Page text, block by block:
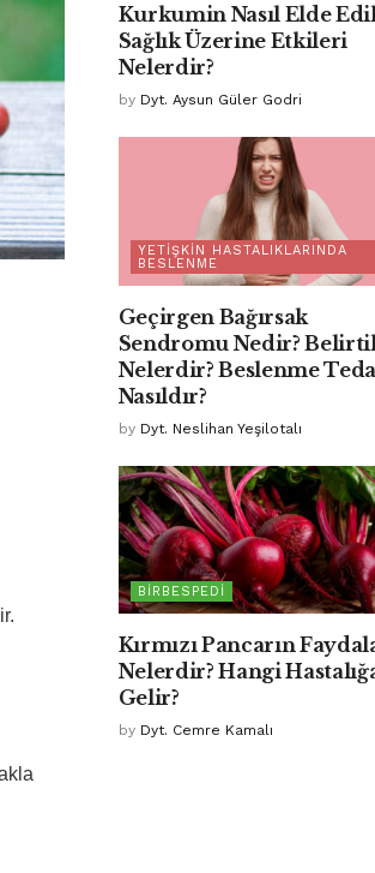
Kurkumin Nasıl Elde
Sağlık Üzerine Etkileri
Nelerdir?
by Dyt. Aysun Güler Godri
YETIŞKIN HASTALIKLARINDA
BESLENME
Geçirgen Bağırsak
Sendromu Nedir?
Nelerdir? Beslenme
Nasıldır?
by Dyt. Neslihan Yeşilotalı
BIRBESPEDI
Kırmızı Pancarın
Nelerdir? Hangi
Gelir?
by Dyt. Cemre Kamalı